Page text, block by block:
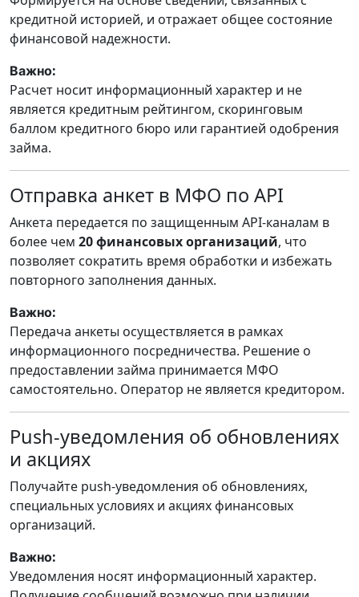
кредитной историей, и отражает общее состояние
финансовой надежности.
Важно:
Расчет носит информационный характер и не
является кредитным рейтингом, скоринговым
баллом кредитного бюро или гарантией одобрения
займа.
Отправка анкет в МФО по API
Анкета передается по защищенным API-каналам в
более чем 20 финансовых организаций, что
позволяет сократить время обработки и избежать
повторного заполнения данных.
Важно:
Передача анкеты осуществляется в рамках
информационного посредничества. Решение о
предоставлении займа принимается МФО
самостоятельно. Оператор не является кредитором.
Push-уведомления об обновлениях
и акциях
Получайте push-уведомления об обновлениях,
специальных условиях и акциях финансовых
организаций.
Важно:
Уведомления носят информационный характер.